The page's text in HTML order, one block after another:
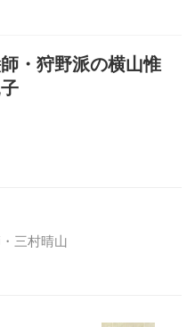
・狩野派の横山惟
三村晴山